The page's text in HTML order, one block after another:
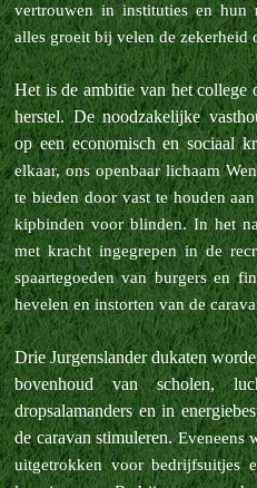
vertrouwen in instituties en hun
alles groeit bij velen de zekerheid
Het is de ambitie van het college
herstel. De noodzakelijke
op een economisch en sociaal
elkaar, ons openbaar lichaam
te bieden door vast te houden
kipbinden voor blinden.In het
met kracht ingegrepen in de
spaartegoeden van burgers en
hevelen en instorten van de
Drie Jurgenslander dukaten
bovenhoud van scholen,
dropsalamanders en in
de caravan stimuleren.Eveneens
uitgetrokken voor bedrijfsuitjes